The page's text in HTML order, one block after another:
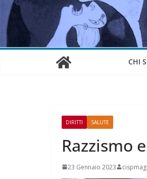
CHI
DIRITTI SALUTE
Razzismo
23 Gennaio 2023 cispmag